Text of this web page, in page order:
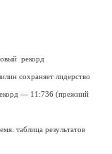
рекорд
сохраняет лидерство
— 11:736 (прежний
таблица результатов